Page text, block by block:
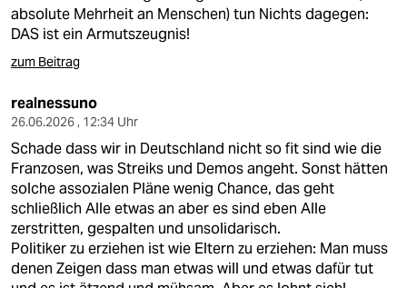
absolute Mehrheit an Menschen) tun Nichts dagegen:
DAS ist ein Armutszeugnis!
zum Beitrag
realnessuno
26.06.2026 , 12:34 Uhr
Schade dass wir in Deutschland nicht so fit sind wie die
Franzosen, was Streiks und Demos angeht. Sonst hätten
solche assozialen Pläne wenig Chance, das geht
schließlich Alle etwas an aber es sind eben Alle
zerstritten, gespalten und unsolidarisch.
Politiker zu erziehen ist wie Eltern zu erziehen: Man muss
denen Zeigen dass man etwas will und etwas dafür tut